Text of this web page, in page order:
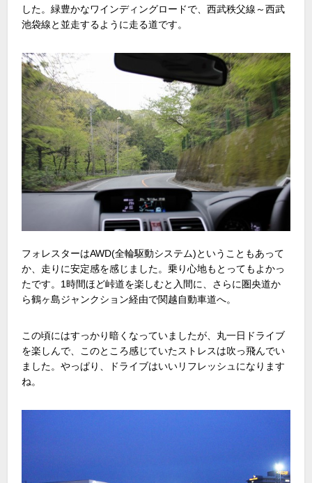
した。緑豊かなワインディングロードで、西武秩父線～西武
池袋線と並走するように走る道です。
フォレスターはAWD(全輪駆動システム)ということもあって
か、走りに安定感を感じました。乗り心地もとってもよかっ
たです。1時間ほど峠道を楽しむと入間に、さらに圏央道か
ら鶴ヶ島ジャンクション経由で関越自動車道へ。
この頃にはすっかり暗くなっていましたが、丸一日ドライブ
を楽しんで、このところ感じていたストレスは吹っ飛んでい
ました。やっぱり、ドライブはいいリフレッシュになります
ね。